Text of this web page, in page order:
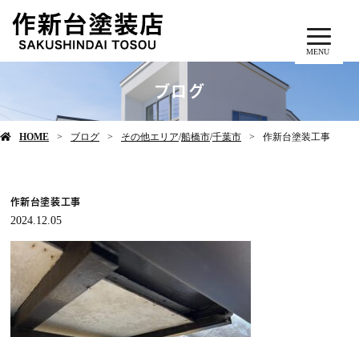
MENU
ブログ
HOME ブログ その他エリア/船橋市/千葉市 作新台塗装工事
作新台塗装工事
2024.12.05